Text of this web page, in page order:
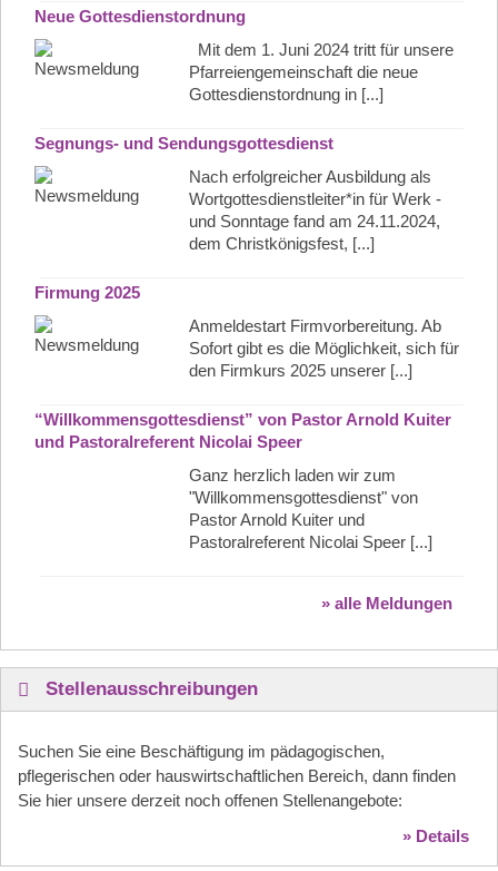
Neue Gottesdienstordnung
Mit dem 1. Juni 2024 tritt für unsere
Pfarreiengemeinschaft die neue
Gottesdienstordnung in [...]
Segnungs- und Sendungsgottesdienst
Nach erfolgreicher Ausbildung als
Wortgottesdienstleiter*in für Werk -
und Sonntage fand am 24.11.2024,
dem Christkönigsfest, [...]
Firmung 2025
Anmeldestart Firmvorbereitung. Ab
Sofort gibt es die Möglichkeit, sich für
den Firmkurs 2025 unserer [...]
“Willkommensgottesdienst” von Pastor Arnold Kuiter
und Pastoralreferent Nicolai Speer
Ganz herzlich laden wir zum
"Willkommensgottesdienst" von
Pastor Arnold Kuiter und
Pastoralreferent Nicolai Speer [...]
» alle Meldungen
Stellenausschreibungen
Suchen Sie eine Beschäftigung im pädagogischen,
pflegerischen oder hauswirtschaftlichen Bereich, dann finden
Sie hier unsere derzeit noch offenen Stellenangebote:
» Details